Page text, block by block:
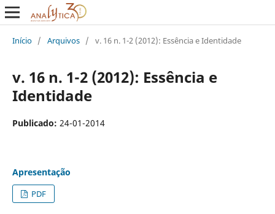
Início / Arquivos / v. 16 n. 1-2 (2012): Essência e Identidade
v. 16 n. 1-2 (2012): Essência e
Identidade
Publicado: 24-01-2014
Apresentação
PDF